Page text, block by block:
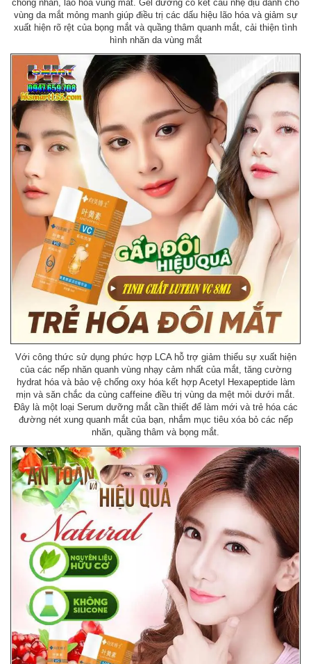
chống nhăn, lão hóa vùng mắt. Gel dưỡng có kết cấu nhẹ dịu dành cho
vùng da mắt mỏng manh giúp điều trị các dấu hiệu lão hóa và giảm sự
xuất hiện rõ rệt của bọng mắt và quầng thâm quanh mắt, cải thiện tình
hình nhăn da vùng mắt
Với công thức sử dụng phức hợp LCA hỗ trợ giảm thiểu sự xuất hiện
của các nếp nhăn quanh vùng nhạy cảm nhất của mắt, tăng cường
hydrat hóa và bảo vệ chống oxy hóa kết hợp Acetyl Hexapeptide làm
mịn và săn chắc da cùng caffeine điều trị vùng da mệt mỏi dưới mắt.
Đây là một loại Serum dưỡng mắt cần thiết để làm mới và trẻ hóa các
đường nét xung quanh mắt của bạn, nhắm mục tiêu xóa bỏ các nếp
nhăn, quầng thâm và bọng mắt.